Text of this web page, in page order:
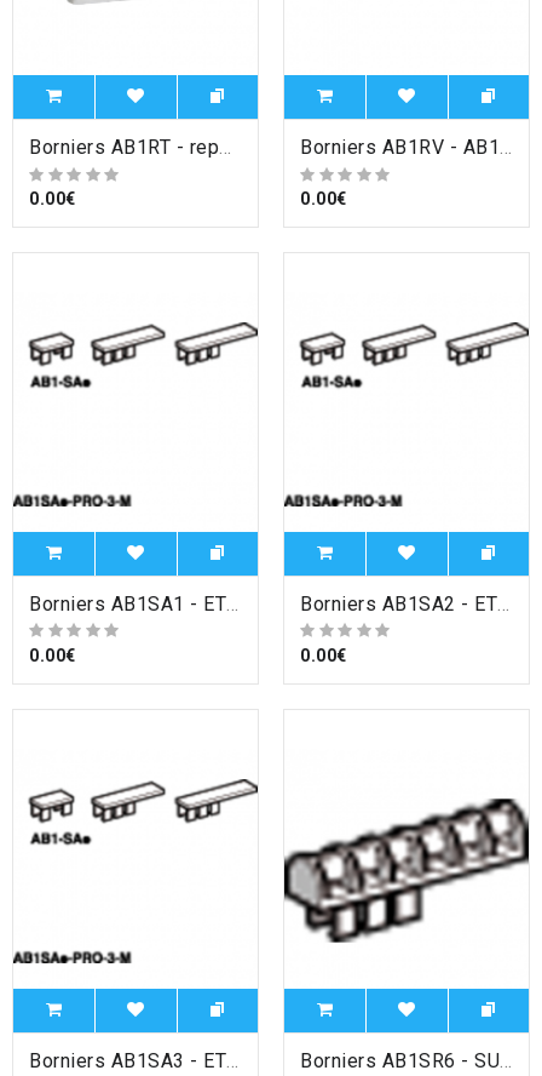
Borniers AB1RT - repère encliquetable blanc jeu de 500 caractère symbole terre , Schneider Electric
0.00€
Borniers AB1RV - AB1 - repère encliquetable blanc - bande de 10 - caractère sans marquage , Schneider Electric
0.00€
Borniers AB1SA1 - ETIQUETTE ENCLIQ VIERGE , Schneider Electric
0.00€
Borniers AB1SA2 - ETIQUETTE ENCLIQ VIERGE , Schneider Electric
0.00€